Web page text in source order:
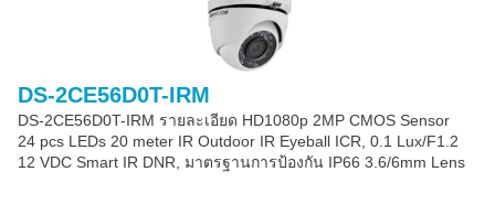
DS-2CE56D0T-IRM
DS-2CE56D0T-IRM รายละเอียด HD1080p 2MP CMOS Sensor
24 pcs LEDs 20 meter IR Outdoor IR Eyeball ICR, 0.1 Lux/F1.2
12 VDC Smart IR DNR, มาตรฐานการป้องกัน IP66 3.6/6mm Lens